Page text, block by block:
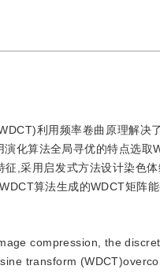
利用频率卷曲原理解决
演化算法全局寻优的特点选
征,采用启发式方法设计染色
算法生成的WDCT矩阵
compression, the
transform